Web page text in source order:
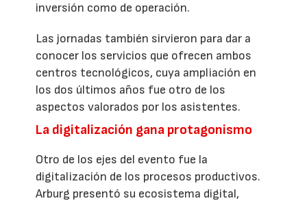
inversión como de operación.
Las jornadas también sirvieron para dar a
conocer los servicios que ofrecen ambos
centros tecnológicos, cuya ampliación en
los dos últimos años fue otro de los
aspectos valorados por los asistentes.
La digitalización gana protagonismo
Otro de los ejes del evento fue la
digitalización de los procesos productivos.
Arburg presentó su ecosistema digital,